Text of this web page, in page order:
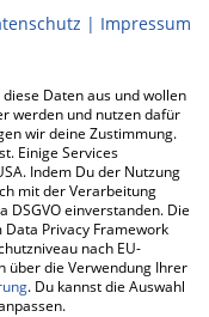
| Impressum
Daten aus und wollen
werden und nutzen dafür
wir deine Zustimmung.
Einige Services
Indem Du der Nutzung
mit der Verarbeitung
DSGVO einverstanden. Die
Privacy Framework
nach EU-
über die Verwendung Ihrer
. Du kannst die Auswahl